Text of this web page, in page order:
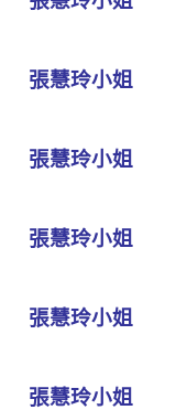
張慧玲小姐
張慧玲小姐
張慧玲小姐
張慧玲小姐
張慧玲小姐